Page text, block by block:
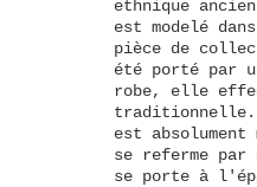
ethnique
est modelé
pièce de
été porté par
robe, elle
traditionnelle.
est
se referme
se porte à